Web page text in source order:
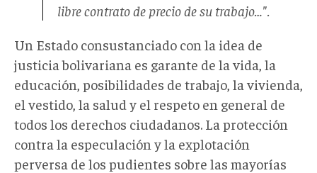
libre contrato de precio de su trabajo…".
Un Estado consustanciado con la idea de
justicia bolivariana es garante de la vida, la
educación, posibilidades de trabajo, la vivienda,
el vestido, la salud y el respeto en general de
todos los derechos ciudadanos. La protección
contra la especulación y la explotación
perversa de los pudientes sobre las mayorías